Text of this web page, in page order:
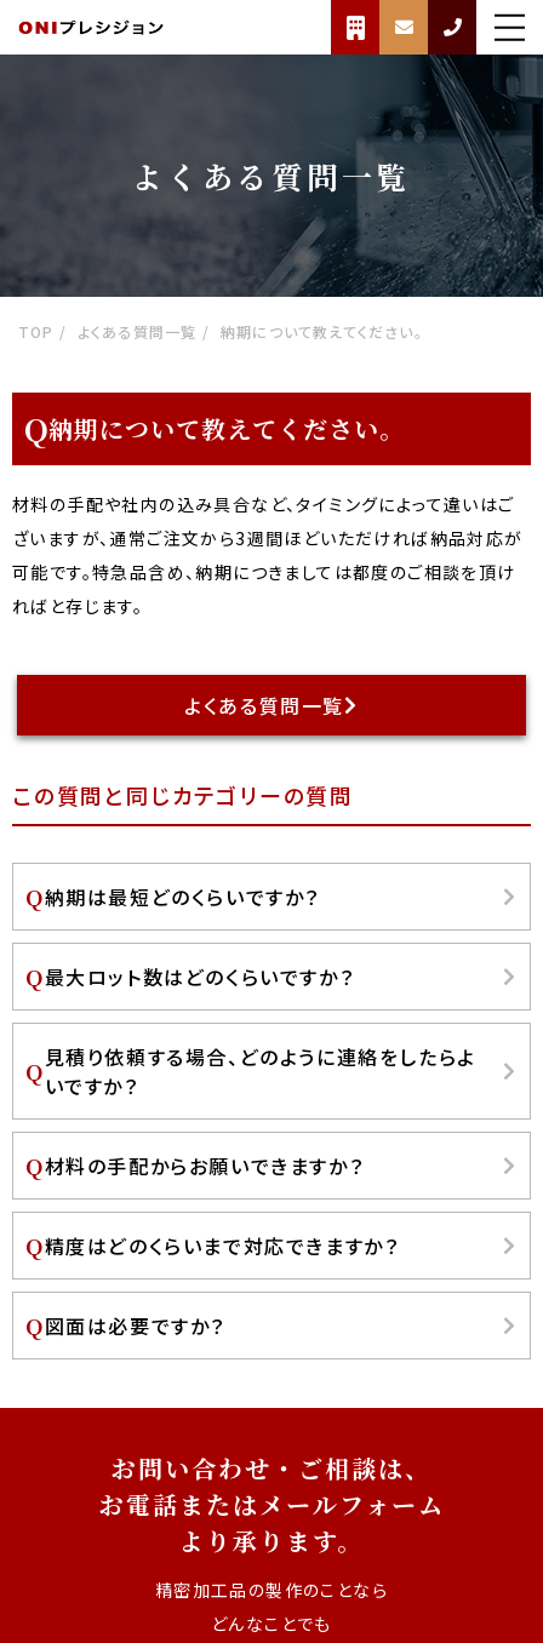
よくある質問一覧
TOP よくある質問一覧 納期について教えてください。
Q納期について教えてください。
材料の手配や社内の込み具合など、タイミングによって違いはご
ざいますが、通常ご注文から3週間ほどいただければ納品対応が
可能です。特急品含め、納期につきましては都度のご相談を頂け
ればと存じます。
よくある質問一覧
この質問と同じカテゴリーの質問
納期は最短どのくらいですか？
最大ロット数はどのくらいですか？
見積り依頼する場合、どのように連絡をしたらよ
いですか？
材料の手配からお願いできますか？
精度はどのくらいまで対応できますか？
図面は必要ですか？
お問い合わせ・ご相談は、
お電話またはメールフォーム
より承ります。
精密加工品の製作のことなら
どんなことでも